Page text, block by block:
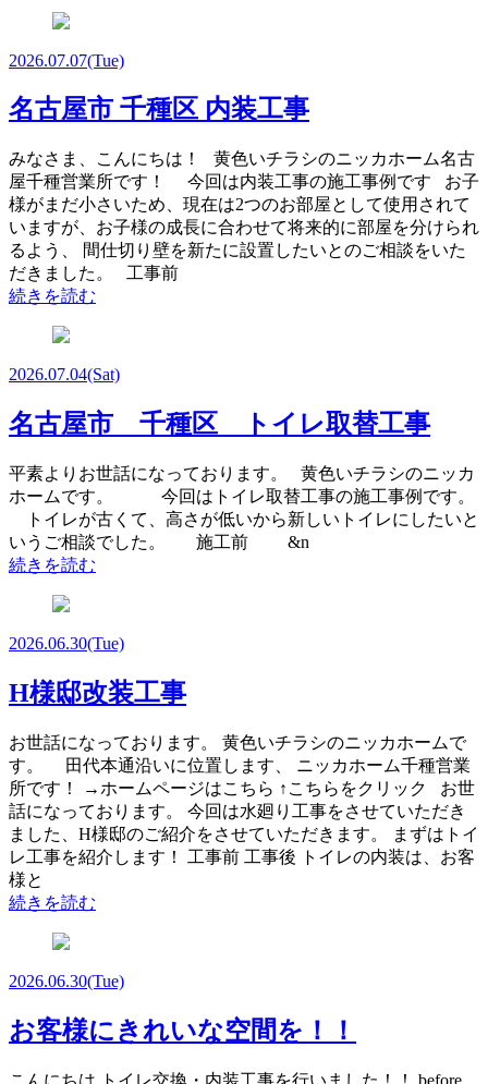
2026.07.07(Tue)
名古屋市 千種区 内装工事
みなさま、こんにちは！ 黄色いチラシのニッカホーム名古
屋千種営業所です！ 今回は内装工事の施工事例です お子
様がまだ小さいため、現在は2つのお部屋として使用されて
いますが、お子様の成長に合わせて将来的に部屋を分けられ
るよう、 間仕切り壁を新たに設置したいとのご相談をいた
だきました。 工事前
続きを読む
2026.07.04(Sat)
名古屋市 千種区 トイレ取替工事
平素よりお世話になっております。 黄色いチラシのニッカ
ホームです。 今回はトイレ取替工事の施工事例です。
トイレが古くて、高さが低いから新しいトイレにしたいと
いうご相談でした。 施工前 &n
続きを読む
2026.06.30(Tue)
H様邸改装工事
お世話になっております。 黄色いチラシのニッカホームで
す。 田代本通沿いに位置します、 ニッカホーム千種営業
所です！ →ホームページはこちら ↑こちらをクリック お世
話になっております。 今回は水廻り工事をさせていただき
ました、H様邸のご紹介をさせていただきます。 まずはトイ
レ工事を紹介します！ 工事前 工事後 トイレの内装は、お客
様と
続きを読む
2026.06.30(Tue)
お客様にきれいな空間を！！
こんにちは トイレ交換・内装工事を行いました！！ before